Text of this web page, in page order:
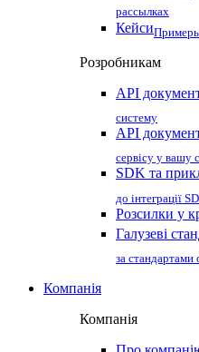
рассылках
Кейси
Розробникам
API
систему
API
сервісу у вашу
SDK та
до інтеграції
Розсилки у
Галузеві
за
Компанія
Компанія